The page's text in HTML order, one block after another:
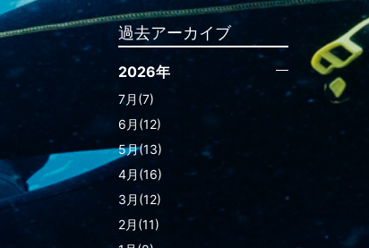
過去アーカイブ
2026年
7月(7)
6月(12)
5月(13)
4月(16)
3月(12)
2月(11)